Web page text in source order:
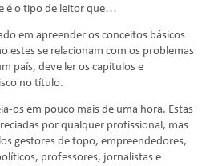
é o tipo de leitor que…
em apreender os conceitos básicos
estes se relacionam com os problemas
país, deve ler os capítulos e
no título.
os em pouco mais de uma hora. Estas
por qualquer profissional, mas
gestores de topo, empreendedores,
professores, jornalistas e